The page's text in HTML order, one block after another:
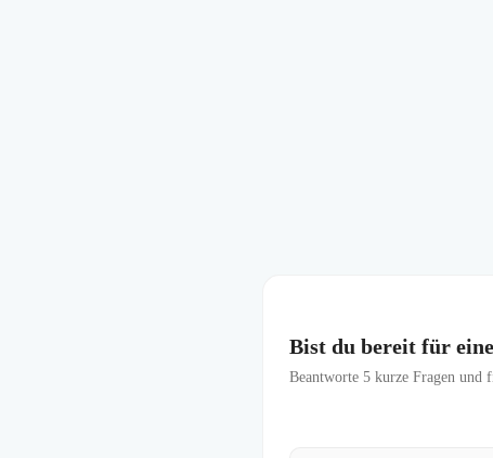
Bist du bereit für
Beantworte 5 kurze Fragen und